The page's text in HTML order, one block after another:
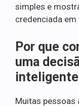
simples e
credenciada
Por que
uma
Muitas pessoas